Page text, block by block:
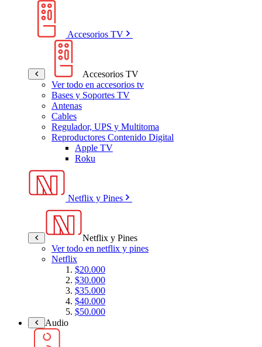
Accesorios TV
Accesorios TV
Ver todo en accesorios tv
Bases y Soportes TV
Antenas
Cables
Regulador, UPS y Multitoma
Reproductores Contenido Digital
Apple TV
Roku
Netflix y Pines
Netflix y Pines
Ver todo en netflix y pines
Netflix
$20.000
$30.000
$35.000
$40.000
$50.000
Audio